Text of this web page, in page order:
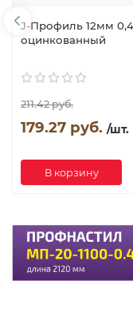
J-Профиль 12мм 0,4
оцинкованный
211.42 руб.
179.27 руб. /шт.
В корзину